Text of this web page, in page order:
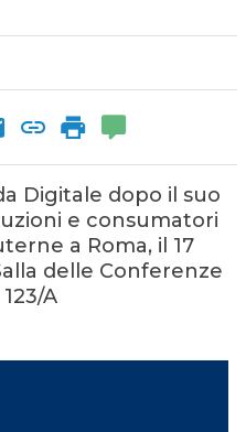
Digitale dopo il suo
e consumatori
a Roma, il 17
delle Conferenze
A